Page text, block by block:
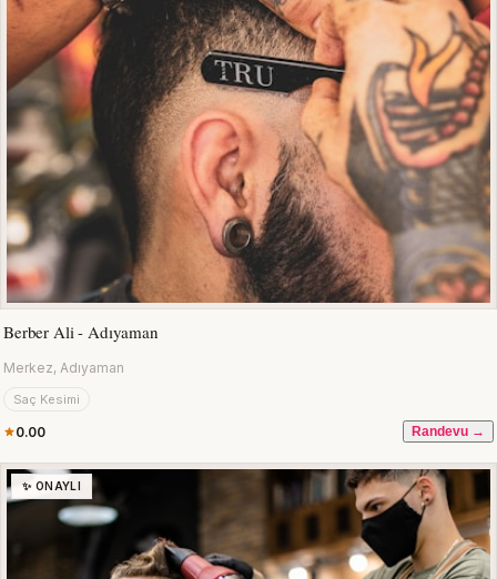
Berber Ali - Adıyaman
Merkez, Adıyaman
Saç Kesimi
0.00 Randevu →
✨ ONAYLI